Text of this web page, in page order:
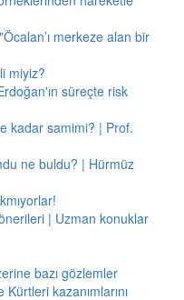
merkeze alan bir
miyiz?
süreçte risk
kadar samimi? | Prof.
ne buldu? | Hürmüz
| Uzman konuklar
bazı gözlemler
kazanımlarını